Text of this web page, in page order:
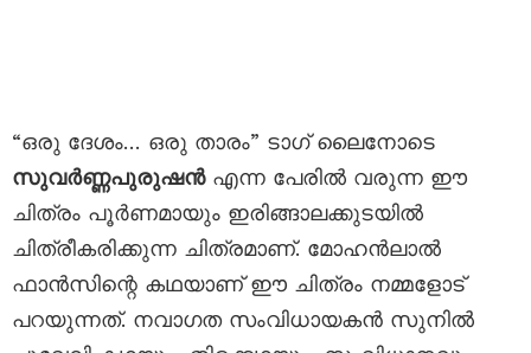
“ഒരു ദേശം… ഒരു താരം” ടാഗ് ലൈനോടെ
സുവർണ്ണപുരുഷൻഎന്ന പേരിൽ വരുന്ന ഈ
ചിത്രം പൂർണമായും ഇരിങ്ങാലക്കുടയിൽ
ചിത്രീകരിക്കുന്ന ചിത്രമാണ്. മോഹൻലാൽ
ഫാൻസിന്റെ കഥയാണ് ഈ ചിത്രം നമ്മളോട്
പറയുന്നത്. നവാഗത സംവിധായകൻ സുനിൽ